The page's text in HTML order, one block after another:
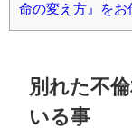
命の変え方』をお
別れた不
いる事